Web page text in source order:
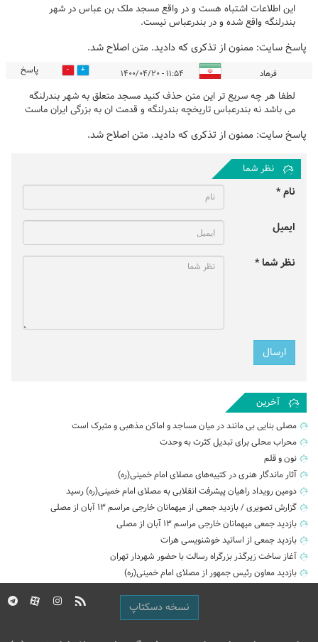
این اطلاعات اشتباه هست و در واقع مسجد ملک بن عباس در شهر
بندرلنگه واقع شده و در بندرعباس نیست.
پاسخ سایت: ممنون از تذکری که دادید. متن اصلاح شد.
فرهاد ۱۱:۵۴ - ۱۴۰۰/۰۴/۲۰ 0 پاسخ
لطفا هر چه سریع تر این متن حذف کنید مسجد متعلق به شهر بندرلنگه
می باشد نه بندرعباس تاریخچه بندرلنگه و قدمت ان به بزرگی ایران ماست
پاسخ سایت: ممنون از تذکری که دادید. متن اصلاح شد.
نظر شما
نام *
ایمیل
نظر شما *
آخرین
مصلی بنایی بی مانند در میان مساجد و اماکن مذهبی و متبرک است
محراب محلی برای تبدیل کثرت به وحدت
نون و قلم
آثار ماندگار هنری در کتیبه‌های مصلای امام خمینی(ره)
دومین رویداد راهیان پیشرفت انقلابی به مصلای امام خمینی(ره) رسید
گزارش تصویری / بازدید جمعی از میهمانان خارجی مراسم ۱۳ آبان از مصلی
بازدید جمعی میهمانان خارجی مراسم ۱۳ آبان از مصلی
بازدید جمعی از اساتید خوشنویسی هرات
آغاز ساخت زیرگذر بزرگراه رسالت با حضور شهردار تهران
بازدید معاون رئیس جمهور از مصلای امام خمینی(ره)
نسخه دسکتاپ